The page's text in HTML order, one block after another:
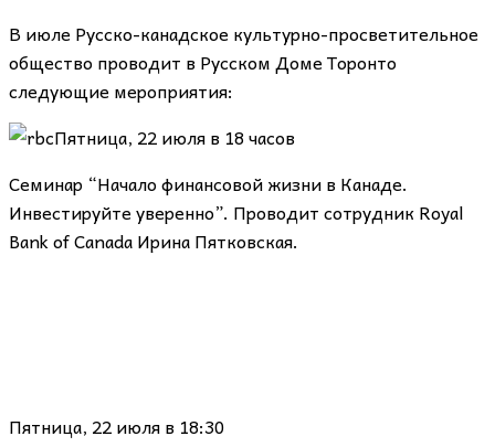
В июле Русско-канадское культурно-просветительное
общество проводит в Русском Доме Торонто
следующие мероприятия:
Пятница, 22 июля в 18 часов
Семинар “Начало финансовой жизни в Канаде.
Инвестируйте уверенно”. Проводит сотрудник Royal
Bank of Canada Ирина Пятковская.
Пятница, 22 июля в 18:30